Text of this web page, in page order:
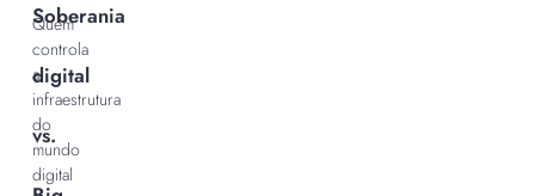
Soberania
digital
vs.
Quem
controla
a
infraestrutura
do
mundo
digital